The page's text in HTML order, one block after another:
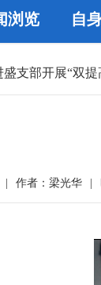
浏览 自
盛支部开展“双
作者：梁光华